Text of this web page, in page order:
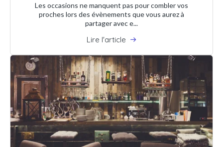
Les occasions ne manquent pas pour combler vos
proches lors des évènements que vous aurez à
partager avec e...
Lire l'article